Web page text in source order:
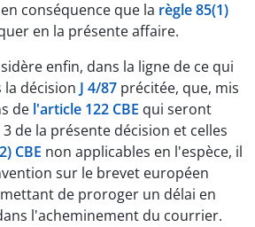
conséquence que la règle 85(1)
en la présente affaire.
enfin, dans la ligne de ce qui
la décision J 4/87 précitée, que, mis
de l'article 122 CBE qui seront
de la présente décision et celles
CBE non applicables en l'espèce, il
sur le brevet européen
de proroger un délai en
l'acheminement du courrier.